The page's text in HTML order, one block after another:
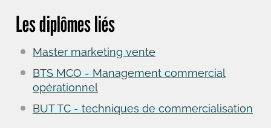
Les diplômes liés
Master marketing vente
BTS MCO - Management commercial
opérationnel
BUT TC - techniques de commercialisation